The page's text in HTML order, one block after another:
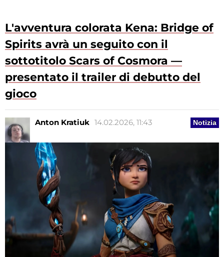
L'avventura colorata Kena: Bridge of
Spirits avrà un seguito con il
sottotitolo Scars of Cosmora —
presentato il trailer di debutto del
gioco
Notizia
Anton Kratiuk 14.02.2026, 11:43